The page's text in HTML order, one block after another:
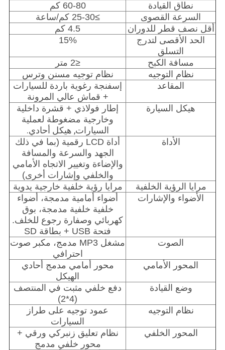
نطاق القيادة
60-80 كم
السرعة القصوى
≥25-30 كم/ساعة
أقل نصف قطر للدوران
4.5 كم
الحد الأقصى لتدرج
التسلق
15%
مسافة الكبح
≤2 متر
نظام التوجيه
نظام توجيه مسنن وترس
المقاعد
إسفنجة رغوية باردة للسيارات
+ قماش عالي المرونة
هيكل السيارة
إطار فولاذي + قشرة داخلية
وخارجية مضغوطة لعملية
السيارات, هيكل أحادي.
الأداة
أداة LCD رقمية (بما في ذلك
الجهد والسرعة والمسافة
والإضاءة وتغيير الاتجاه الأمامي
والخلفي وإشارات أخرى)
مرايا الرؤية الخلفية
مرايا رؤية خلفية خارجية يدوية
الأضواء والإشارات
أضواء أمامية مدمجة، أضواء
خلفية خلفية مدمجة، بوق
كهربائي وصفارة رجوع للخلف.
فتحة USB + بطاقة SD
الصوت
مشغل MP3 مدمج، مكبر صوت
احترافي
المحور الأمامي
محور أمامي مدمج أحادي
الهيكل
وضع القيادة
دفع خلفي مثبت في المنتصف
(4*2)
نظام التوجيه
عمود توجيه على طراز
السيارات
المحور الخلفي
نظام تعليق زنبركي ورقي +
محور خلفي مدمج